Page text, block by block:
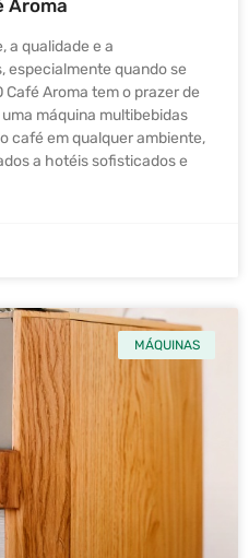
Aroma
a qualidade e a
especialmente quando se
Aroma tem o prazer de
máquina multibebidas
café em qualquer ambiente,
a hotéis sofisticados e
MÁQUINAS